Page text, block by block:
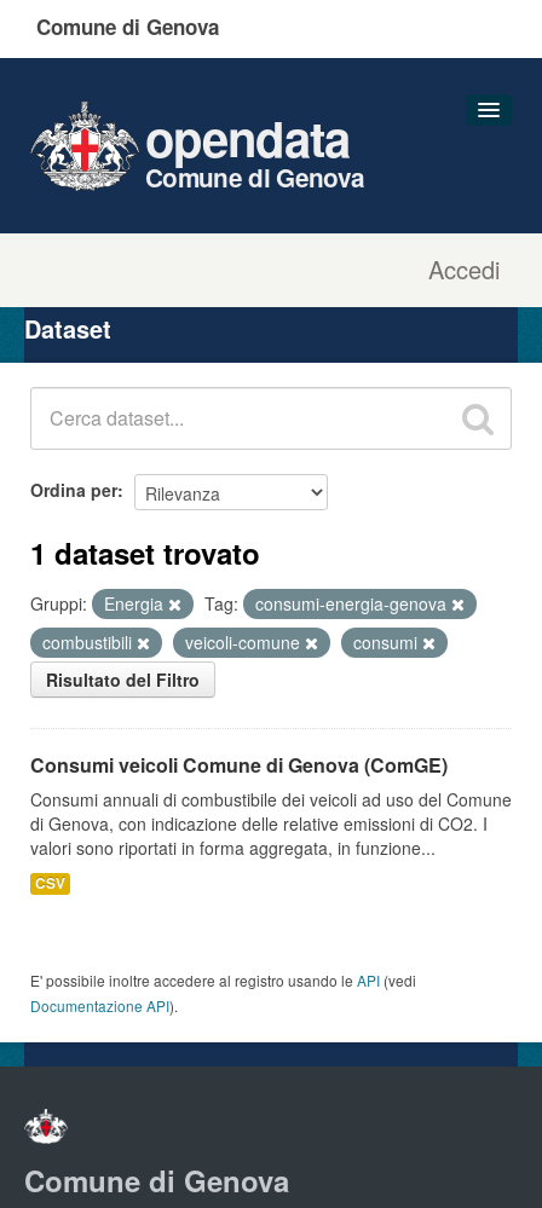
Comune di Genova
Accedi
opendata
Comune di Genova
Organizzazioni
Gruppi
Dataset
Ordina per
1 dataset trovato
Gruppi: Energia Tag:
consumi-energia-genova
combustibili
veicoli-comune
consumi
Risultato del Filtro
Consumi veicoli Comune di Genova (ComGE)
Consumi annuali di combustibile dei veicoli ad uso del Comune
di Genova, con indicazione delle relative emissioni di CO2. I
valori sono riportati in forma aggregata, in funzione...
CSV
E' possibile inoltre accedere al registro usando le API (vedi
Documentazione API).
Comune di Genova